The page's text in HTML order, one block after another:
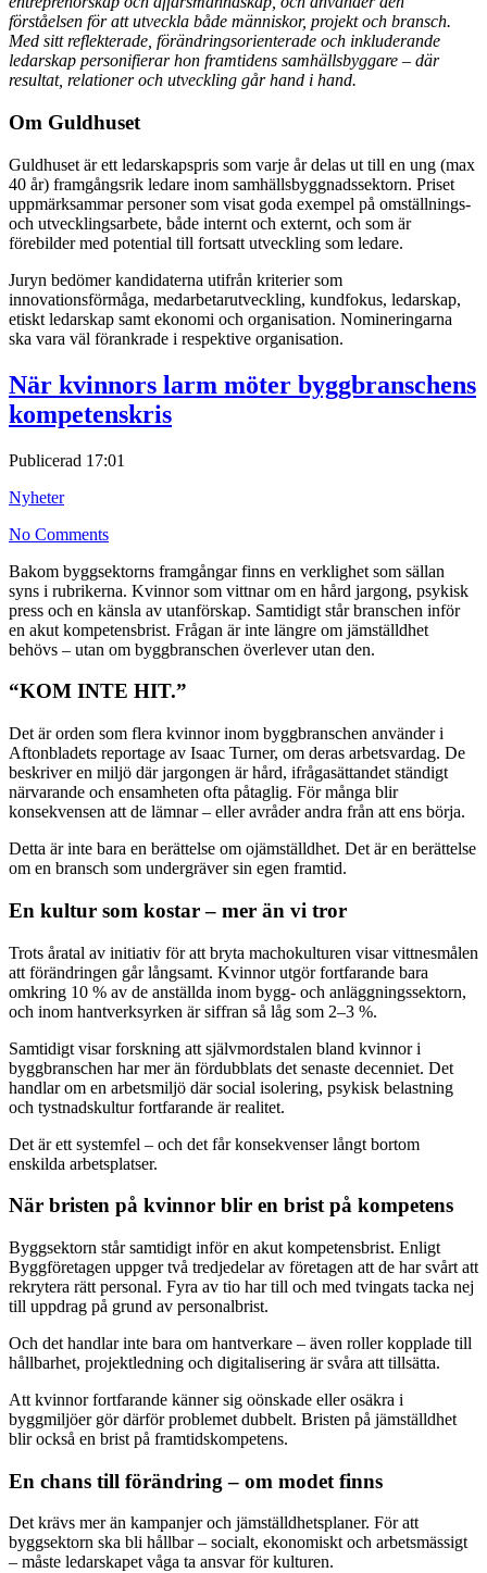
förståelsen för att utveckla både människor, projekt och bransch.
Med sitt reflekterade, förändringsorienterade och inkluderande
ledarskap personifierar hon framtidens samhällsbyggare – där
resultat, relationer och utveckling går hand i hand.
Om Guldhuset
Guldhuset är ett ledarskapspris som varje år delas ut till en ung (max
40 år) framgångsrik ledare inom samhällsbyggnadssektorn. Priset
uppmärksammar personer som visat goda exempel på omställnings-
och utvecklingsarbete, både internt och externt, och som är
förebilder med potential till fortsatt utveckling som ledare.
Juryn bedömer kandidaterna utifrån kriterier som
innovationsförmåga, medarbetarutveckling, kundfokus, ledarskap,
etiskt ledarskap samt ekonomi och organisation. Nomineringarna
ska vara väl förankrade i respektive organisation.
När kvinnors larm möter byggbranschens
kompetenskris
Publicerad 17:01
Nyheter
No Comments
Bakom byggsektorns framgångar finns en verklighet som sällan
syns i rubrikerna. Kvinnor som vittnar om en hård jargong, psykisk
press och en känsla av utanförskap. Samtidigt står branschen inför
en akut kompetensbrist. Frågan är inte längre om jämställdhet
behövs – utan om byggbranschen överlever utan den.
“KOM INTE HIT.”
Det är orden som flera kvinnor inom byggbranschen använder i
Aftonbladets reportage av Isaac Turner, om deras arbetsvardag. De
beskriver en miljö där jargongen är hård, ifrågasättandet ständigt
närvarande och ensamheten ofta påtaglig. För många blir
konsekvensen att de lämnar – eller avråder andra från att ens börja.
Detta är inte bara en berättelse om ojämställdhet. Det är en berättelse
om en bransch som undergräver sin egen framtid.
En kultur som kostar – mer än vi tror
Trots åratal av initiativ för att bryta machokulturen visar vittnesmålen
att förändringen går långsamt. Kvinnor utgör fortfarande bara
omkring 10 % av de anställda inom bygg- och anläggningssektorn,
och inom hantverksyrken är siffran så låg som 2–3 %.
Samtidigt visar forskning att självmordstalen bland kvinnor i
byggbranschen har mer än fördubblats det senaste decenniet. Det
handlar om en arbetsmiljö där social isolering, psykisk belastning
och tystnadskultur fortfarande är realitet.
Det är ett systemfel – och det får konsekvenser långt bortom
enskilda arbetsplatser.
När bristen på kvinnor blir en brist på kompetens
Byggsektorn står samtidigt inför en akut kompetensbrist. Enligt
Byggföretagen uppger två tredjedelar av företagen att de har svårt att
rekrytera rätt personal. Fyra av tio har till och med tvingats tacka nej
till uppdrag på grund av personalbrist.
Och det handlar inte bara om hantverkare – även roller kopplade till
hållbarhet, projektledning och digitalisering är svåra att tillsätta.
Att kvinnor fortfarande känner sig oönskade eller osäkra i
byggmiljöer gör därför problemet dubbelt. Bristen på jämställdhet
blir också en brist på framtidskompetens.
En chans till förändring – om modet finns
Det krävs mer än kampanjer och jämställdhetsplaner. För att
byggsektorn ska bli hållbar – socialt, ekonomiskt och arbetsmässigt
– måste ledarskapet våga ta ansvar för kulturen.